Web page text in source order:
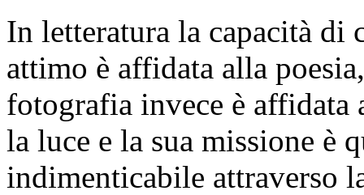
In letteratura la capacità di
attimo è affidata alla
fotografia invece è
la luce e la sua missione è
indimenticabile attraverso